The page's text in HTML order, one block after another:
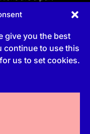
give you the best
continue to use this
us to set cookies.
Downshire
Number 492